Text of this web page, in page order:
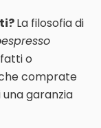
La filosofia di
espresso
o
comprate
garanzia